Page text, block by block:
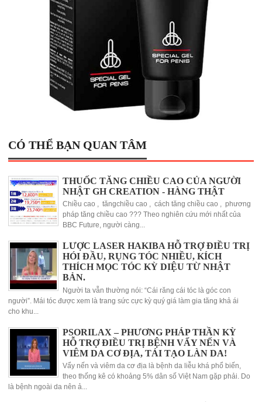
CÓ THỂ BẠN QUAN TÂM
THUỐC TĂNG CHIỀU CAO CỦA NGƯỜI
NHẬT GH CREATION - HÀNG THẬT
Chiều cao , tăngchiều cao , cách tăng chiều cao , phương
pháp tăng chiều cao ??? Theo nghiên cứu mới nhất của
BBC Future, người càng...
LƯỢC LASER HAKIBA HỖ TRỢ ĐIỀU TRỊ
HÓI ĐẦU, RỤNG TÓC NHIỀU, KÍCH
THÍCH MỌC TÓC KỲ DIỆU TỪ NHẬT
BẢN.
Người ta vẫn thường nói: “Cái răng cái tóc là góc con
người”. Mái tóc được xem là trang sức cực kỳ quý giá làm gia tăng khả ái
cho khu...
PSORILAX – PHƯƠNG PHÁP THẦN KỲ
HỖ TRỢ ĐIỀU TRỊ BỆNH VẨY NẾN VÀ
VIÊM DA CƠ ĐỊA, TÁI TẠO LÀN DA!
Vẩy nến và viêm da cơ địa là bệnh da liễu khá phổ biến,
theo thống kê có khoảng 5% dân số Việt Nam gặp phải. Do
là bệnh ngoài da nên ả...